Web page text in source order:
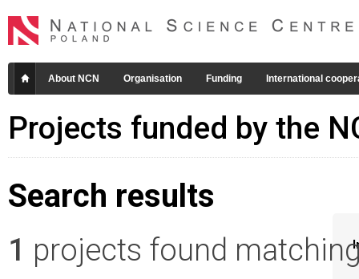
About NCN Organisation Funding International
Projects funded by the
Search results
1 projects found